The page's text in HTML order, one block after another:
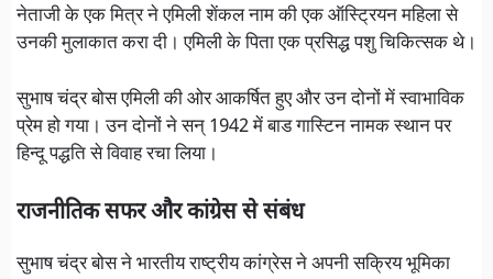
नेताजी के एक मित्र ने एमिली शेंकल नाम की एक ऑस्ट्रियन महिला से
उनकी मुलाकात करा दी। एमिली के पिता एक प्रसिद्ध पशु चिकित्सक थे।
सुभाष चंद्र बोस एमिली की ओर आकर्षित हुए और उन दोनों में स्वाभाविक
प्रेम हो गया। उन दोनों ने सन् 1942 में बाड गास्टिन नामक स्थान पर
हिन्दू पद्धति से विवाह रचा लिया।
राजनीतिक सफर और कांग्रेस से संबंध
सुभाष चंद्र बोस ने भारतीय राष्ट्रीय कांग्रेस ने अपनी सक्रिय भूमिका